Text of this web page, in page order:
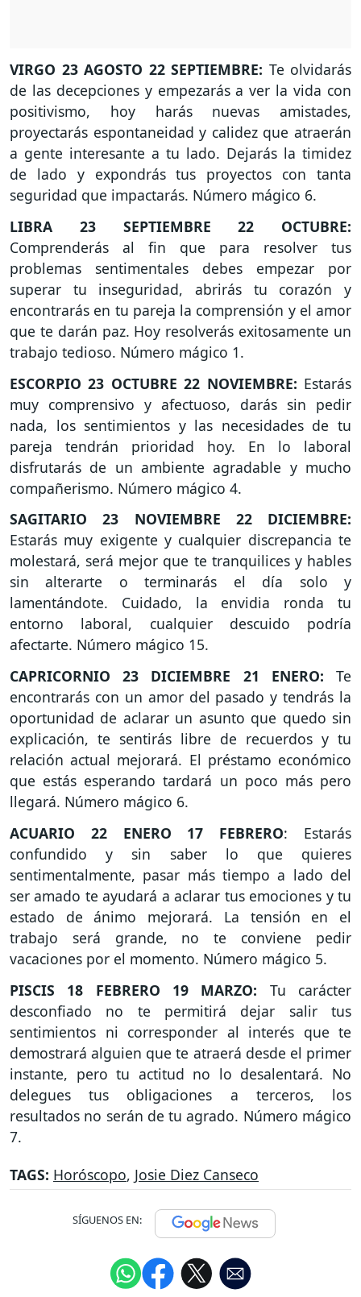
VIRGO 23 AGOSTO 22 SEPTIEMBRE: Te olvidarás
de las decepciones y empezarás a ver la vida con
positivismo, hoy harás nuevas amistades,
proyectarás espontaneidad y calidez que atraerán
a gente interesante a tu lado. Dejarás la timidez
de lado y expondrás tus proyectos con tanta
seguridad que impactarás. Número mágico 6.
LIBRA 23 SEPTIEMBRE 22 OCTUBRE:
Comprenderás al fin que para resolver tus
problemas sentimentales debes empezar por
superar tu inseguridad, abrirás tu corazón y
encontrarás en tu pareja la comprensión y el amor
que te darán paz. Hoy resolverás exitosamente un
trabajo tedioso. Número mágico 1.
ESCORPIO 23 OCTUBRE 22 NOVIEMBRE: Estarás
muy comprensivo y afectuoso, darás sin pedir
nada, los sentimientos y las necesidades de tu
pareja tendrán prioridad hoy. En lo laboral
disfrutarás de un ambiente agradable y mucho
compañerismo. Número mágico 4.
SAGITARIO 23 NOVIEMBRE 22 DICIEMBRE:
Estarás muy exigente y cualquier discrepancia te
molestará, será mejor que te tranquilices y hables
sin alterarte o terminarás el día solo y
lamentándote. Cuidado, la envidia ronda tu
entorno laboral, cualquier descuido podría
afectarte. Número mágico 15.
CAPRICORNIO 23 DICIEMBRE 21 ENERO: Te
encontrarás con un amor del pasado y tendrás la
oportunidad de aclarar un asunto que quedo sin
explicación, te sentirás libre de recuerdos y tu
relación actual mejorará. El préstamo económico
que estás esperando tardará un poco más pero
llegará. Número mágico 6.
ACUARIO 22 ENERO 17 FEBRERO: Estarás
confundido y sin saber lo que quieres
sentimentalmente, pasar más tiempo a lado del
ser amado te ayudará a aclarar tus emociones y tu
estado de ánimo mejorará. La tensión en el
trabajo será grande, no te conviene pedir
vacaciones por el momento. Número mágico 5.
PISCIS 18 FEBRERO 19 MARZO: Tu carácter
desconfiado no te permitirá dejar salir tus
sentimientos ni corresponder al interés que te
demostrará alguien que te atraerá desde el primer
instante, pero tu actitud no lo desalentará. No
delegues tus obligaciones a terceros, los
resultados no serán de tu agrado. Número mágico
7.
TAGS: Horóscopo, Josie Diez Canseco
SÍGUENOS EN: